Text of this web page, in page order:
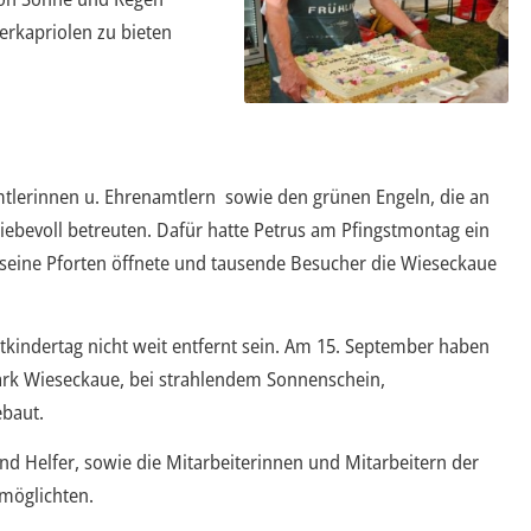
zu bieten
u. Ehrenamtlern sowie den grünen Engeln, die an
betreuten. Dafür hatte Petrus am Pfingstmontag ein
Pforten öffnete und tausende Besucher die Wieseckaue
nicht weit entfernt sein. Am 15. September haben
Wieseckaue, bei strahlendem Sonnenschein,
Helfer, sowie die Mitarbeiterinnen und Mitarbeitern der